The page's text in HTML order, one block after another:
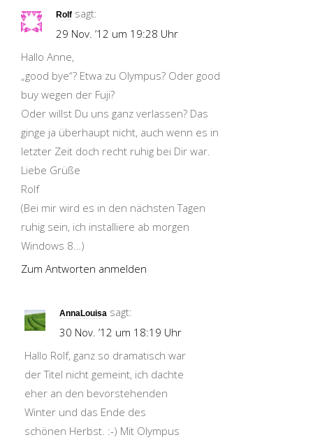
Rolf sagt:
29 Nov. ’12 um 19:28 Uhr
Hallo Anne,
„good bye“? Etwa zu Olympus? Oder good
buy wegen der Fuji?
Oder willst Du uns ganz verlassen? Das
ginge ja überhaupt nicht, auch wenn es in
letzter Zeit doch recht ruhig bei Dir war.
Liebe Grüße
Rolf
(Bei mir wird es in den nächsten Tagen
ruhig sein, ich installiere ab morgen
Windows 8…)
Zum Antworten anmelden
AnnaLouisa sagt:
30 Nov. ’12 um 18:19 Uhr
Hallo Rolf, ganz so dramatisch war
der Titel nicht gemeint, ich dachte
eher an den bevorstehenden
Winter und das Ende des
schönen Herbst. :-) Mit Olympus